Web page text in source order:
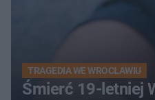
TRAGEDIA WE WROCŁAWIU
Śmierć 19-letniej